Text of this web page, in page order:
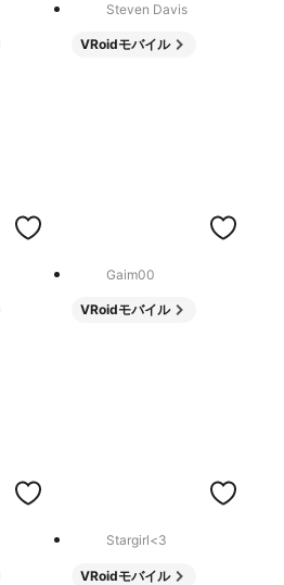
Steven Davis
VRoidモバイル
Gaim00
VRoidモバイル
Stargirl<3
VRoidモバイル